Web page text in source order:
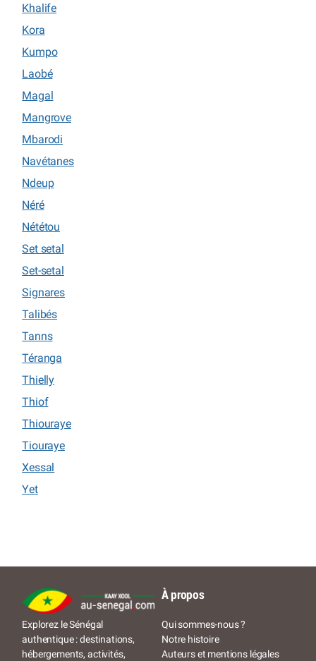
Khalife
Kora
Kumpo
Laobé
Magal
Mangrove
Mbarodi
Navétanes
Ndeup
Néré
Nététou
Set setal
Set-setal
Signares
Talibés
Tanns
Téranga
Thielly
Thiof
Thiouraye
Tiouraye
Xessal
Yet
Explorez le Sénégal
authentique : destinations,
hébergements, activités,
À propos
Qui sommes-nous ?
Notre histoire
Auteurs et mentions légales